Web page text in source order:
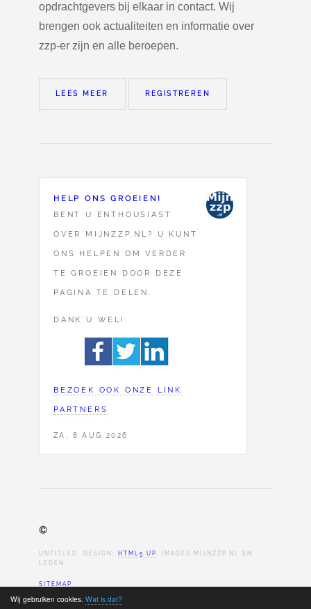
Wij gebruiken cookies. Wat is dat?
opdrachtgevers bij elkaar in contact. Wij
brengen ook actualiteiten en informatie over
zzp-er zijn en alle beroepen.
LEES MEER REGISTREREN
HELP ONS GROEIEN!
BENT U ENTHOUSIAST
OVER MIJNZZP.NL? U KUNT
ONS HELPEN OM VERDER
TE GROEIEN DOOR DEZE
PAGINA TE DELEN.
DANK U WEL!
BEZOEK OOK ONZE LINK
PARTNERS
ZA, 8 AUG 2026
©
UNTITLED. DESIGN: HTML5 UP . IMAGES MIJNZZP.NL EN
LEDEN.
SITEMAP